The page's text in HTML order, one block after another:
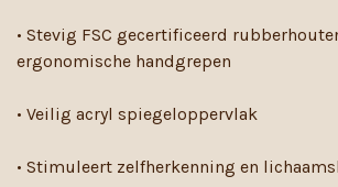
• Stevig FSC gecertificeerd
ergonomische handgrepen
• Veilig acryl spiegeloppervlak
• Stimuleert zelfherkenning en